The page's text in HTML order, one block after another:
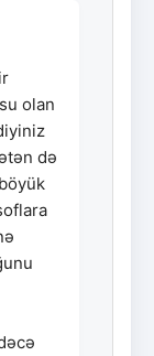
olan
də